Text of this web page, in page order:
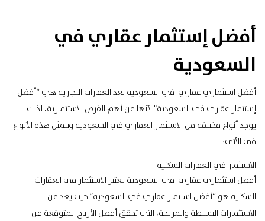
أفضل إستثمار عقاري في
السعودية
أفضل استثماري عقاري في السعودية تعد العقارات التجارية هي “أفضل
إستثمار عقاري في السعودية” لأنها من أهم الفرص الاستثمارية، لذلك
يوجد أنواع مختلفة من الاستثمار العقاري في السعودية وتتمثل هذه الأنواع
في الآتي:
الاستثمار في العقارات السكنية
أفضل استثماري عقاري في السعودية يعتبر الاستثمار في العقارات
السكنية هو “أفضل استثمار عقاري في السعودية” حيث يعد من
الاستثمارات البسيطة والمريحة، التي تحقق أفضل الأرباح المتوقعة من